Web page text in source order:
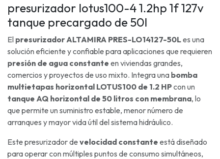
presurizador lotus100-4 1.2hp 1f 127v
tanque precargado de 50l
El presurizador ALTAMIRA PRES-LO14127-50Les una
solución eficiente y confiable para aplicaciones que requieren
presión de agua constante en viviendas grandes,
comercios y proyectos de uso mixto. Integra una bomba
multietapas horizontal LOTUS100 de 1.2 HPcon un
tanque AQ horizontal de 50 litros con membrana, lo
que permite un suministro estable, menor número de
arranques y mayor vida útil del sistema hidráulico.
Este presurizador de velocidad constante está diseñado
para operar con múltiples puntos de consumo simultáneos,